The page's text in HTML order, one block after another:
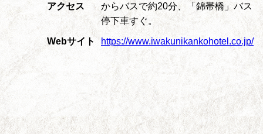
アクセス
からバスで約20分、「錦帯橋」バス
停下車すぐ。
Webサイト https://www.iwakunikankohotel.co.jp/